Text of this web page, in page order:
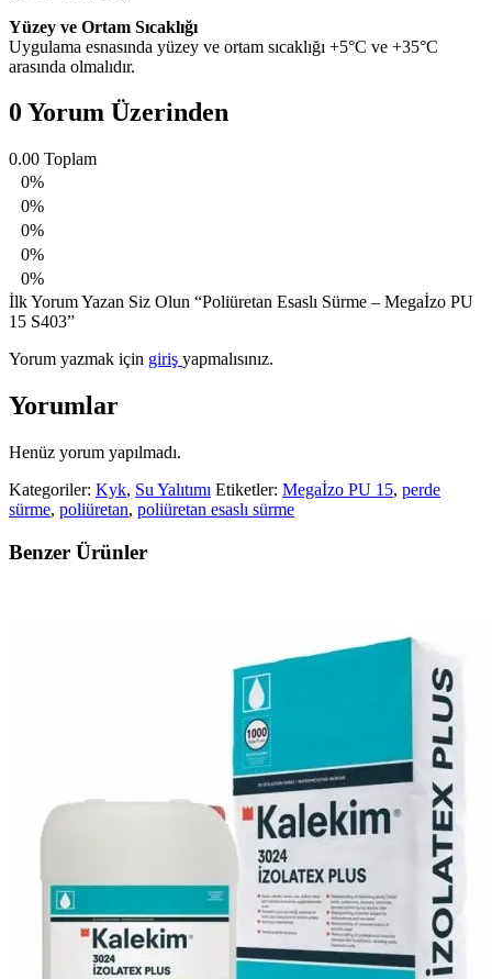
Yüzey ve Ortam Sıcaklığı
Uygulama esnasında yüzey ve ortam sıcaklığı +5°C ve +35°C
arasında olmalıdır.
0 Yorum Üzerinden
0.00 Toplam
0%
0%
0%
0%
0%
İlk Yorum Yazan Siz Olun “Poliüretan Esaslı Sürme – Megaİzo PU
15 S403”
Yorum yazmak için giriş yapmalısınız.
Yorumlar
Henüz yorum yapılmadı.
Kategoriler: Kyk, Su Yalıtımı Etiketler: Megaİzo PU 15, perde
sürme, poliüretan, poliüretan esaslı sürme
Benzer Ürünler